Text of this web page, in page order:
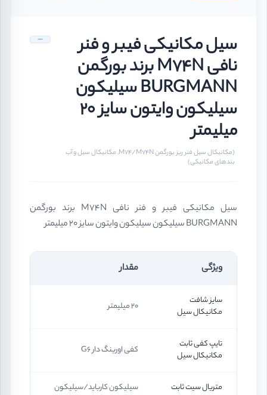
سیل مکانیکی فیبر و فنر
نافی M74N برند بورگمن
BURGMANN سیلیکون
سیلیکون وایتون سایز 20
میلیمتر
(مکانیکال سیل فنر ریز بورگمن M74/M74N, مکانیکال سیل و آب
بندهای مکانیکی)
سیل مکانیکی فیبر و فنر نافی M74N برند بورگمن
BURGMANN سیلیکون سیلیکون وایتون سایز 20 میلیمتر
ویژگی مقدار
سایز شافت
مکانیکال سیل
20 میلیمتر
تایپ کفی ثابت
مکانیکال سیل
کفی اورینگ دار G6
متریال سیت ثابت
سیلیکون کارباید/سیلیکون